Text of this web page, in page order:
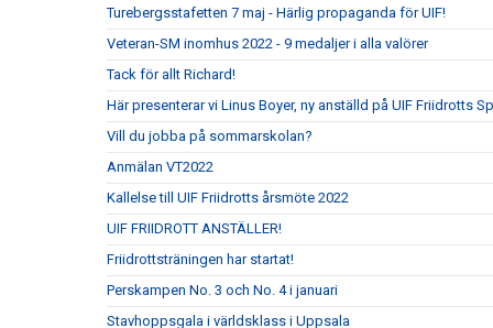
Turebergsstafetten 7 maj - Härlig propaganda för UIF!
Veteran-SM inomhus 2022 - 9 medaljer i alla valörer
Tack för allt Richard!
Här presenterar vi Linus Boyer, ny anställd på UIF Friidrotts
Vill du jobba på sommarskolan?
Anmälan VT2022
Kallelse till UIF Friidrotts årsmöte 2022
UIF FRIIDROTT ANSTÄLLER!
Friidrottsträningen har startat!
Perskampen No. 3 och No. 4 i januari
Stavhoppsgala i världsklass i Uppsala